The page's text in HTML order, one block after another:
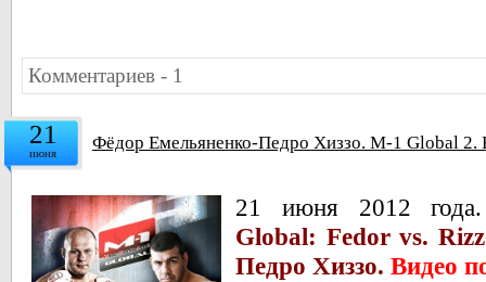
Комментариев - 1
21
июня Фёдор Емельяненко-Педро Хиззо. M-1 Global 2.
21 июня 2012
Global: Fedor vs.
Педро Хиззо. Видео